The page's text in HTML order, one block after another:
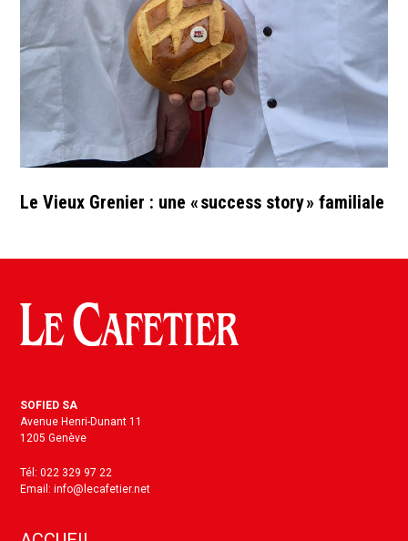
Le Vieux Grenier : une « success story » familiale
SOFIED SA
Avenue Henri-Dunant 11
1205 Genève
Tél: 022 329 97 22
Email: info@lecafetier.net